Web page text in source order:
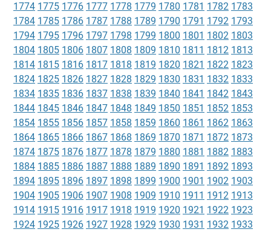
1774 1775 1776 1777 1778 1779 1780 1781 1782 1783
1784 1785 1786 1787 1788 1789 1790 1791 1792 1793
1794 1795 1796 1797 1798 1799 1800 1801 1802 1803
1804 1805 1806 1807 1808 1809 1810 1811 1812 1813
1814 1815 1816 1817 1818 1819 1820 1821 1822 1823
1824 1825 1826 1827 1828 1829 1830 1831 1832 1833
1834 1835 1836 1837 1838 1839 1840 1841 1842 1843
1844 1845 1846 1847 1848 1849 1850 1851 1852 1853
1854 1855 1856 1857 1858 1859 1860 1861 1862 1863
1864 1865 1866 1867 1868 1869 1870 1871 1872 1873
1874 1875 1876 1877 1878 1879 1880 1881 1882 1883
1884 1885 1886 1887 1888 1889 1890 1891 1892 1893
1894 1895 1896 1897 1898 1899 1900 1901 1902 1903
1904 1905 1906 1907 1908 1909 1910 1911 1912 1913
1914 1915 1916 1917 1918 1919 1920 1921 1922 1923
1924 1925 1926 1927 1928 1929 1930 1931 1932 1933